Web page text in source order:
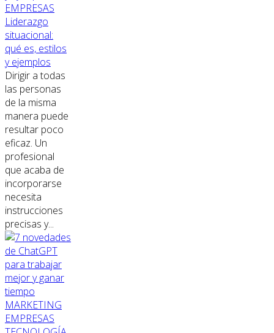
EMPRESAS
Liderazgo
situacional:
qué es, estilos
y ejemplos
Dirigir a todas
las personas
de la misma
manera puede
resultar poco
eficaz. Un
profesional
que acaba de
incorporarse
necesita
instrucciones
precisas y...
MARKETING
EMPRESAS